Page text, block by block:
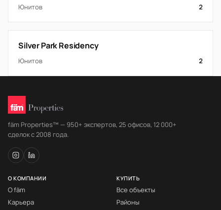
Юнитов 2
Silver Park Residency
Юнитов 2
fäm Properties™ — 950+ экспертов, 25 офисов, 12 000+
сделок с 2008 года.
О КОМПАНИИ
О fäm
Карьера
КУПИТЬ
Все объекты
Районы